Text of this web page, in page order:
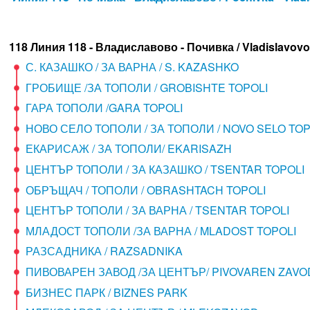
118 Линия 118 - Владиславово - Почивка /
С. КАЗАШКО / ЗА ВАРНА / S. KAZASHKO
ГРОБИЩЕ /ЗА ТОПОЛИ / GROBISHTE TOPOLI
ГАРА ТОПОЛИ /GARA TOPOLI
НОВО СЕЛО ТОПОЛИ / ЗА ТОПОЛИ / NOVO SELO
ЕКАРИСАЖ / ЗА ТОПОЛИ/ EKARISAZH
ЦЕНТЪР ТОПОЛИ / ЗА КАЗАШКО / TSENTAR TOPOLI
ОБРЪЩАЧ / ТОПОЛИ / OBRASHTACH TOPOLI
ЦЕНТЪР ТОПОЛИ / ЗА ВАРНА / TSENTAR TOPOLI
МЛАДОСТ ТОПОЛИ /ЗА ВАРНА / MLADOST TOPOLI
РАЗСАДНИКА / RAZSADNIKA
ПИВОВАРЕН ЗАВОД /ЗА ЦЕНТЪР/ PIVOVAREN
БИЗНЕС ПАРК / BIZNES PARK